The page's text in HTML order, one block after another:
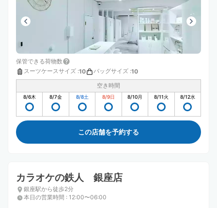
保管できる荷物数
スーツケースサイズ :10 バッグサイズ :10
空き時間
8/6木 8/7金 8/8土 8/9日 8/10月 8/11火 8/12水
この店舗を予約する
カラオケの鉄人 銀座店
銀座駅から徒歩2分
本日の営業時間 : 12:00〜06:00